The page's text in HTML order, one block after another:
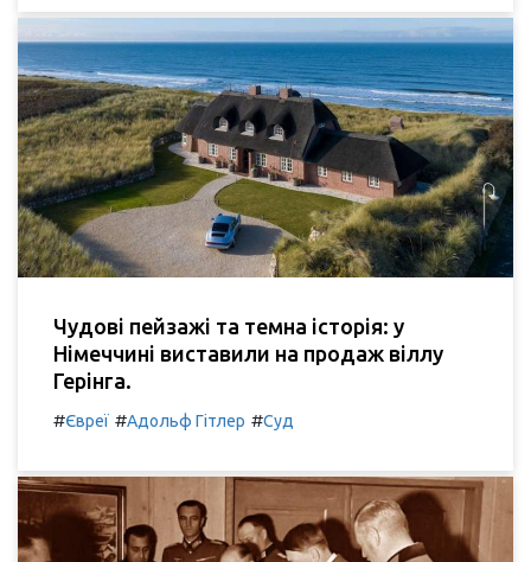
Чудові пейзажі та темна історія: у
Німеччині виставили на продаж віллу
Герінга.
#Євреї #Адольф Гітлер #Суд